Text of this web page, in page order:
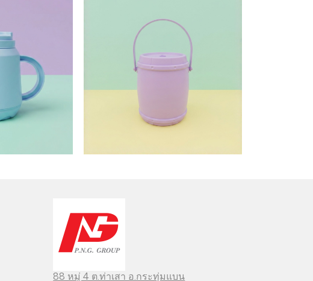
88 หมู่ 4 ต.ท่าเสา อ.กระทุ่มแบน